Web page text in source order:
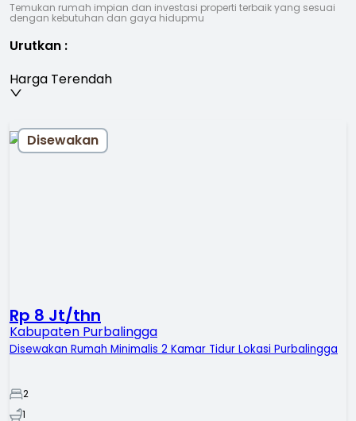
Temukan rumah impian dan investasi properti terbaik yang sesuai
dengan kebutuhan dan gaya hidupmu
Urutkan :
Harga Terendah
Disewakan
Rp 8 Jt/thn
Kabupaten Purbalingga
Disewakan Rumah Minimalis 2 Kamar Tidur Lokasi Purbalingga
2
1